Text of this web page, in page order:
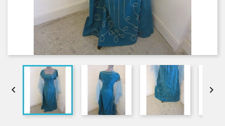
 